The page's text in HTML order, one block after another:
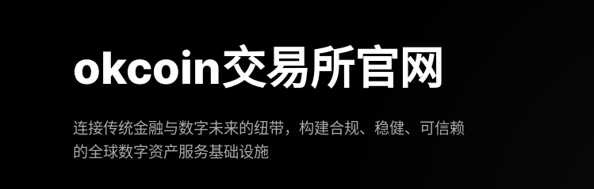
okcoin交易所官网
连接传统金融与数字未来的纽带，构建合规、稳健、可信赖
的全球数字资产服务基础设施